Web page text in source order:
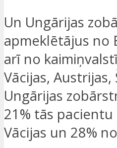
Un Ungārijas
apmeklētājus no
arī no
Vācijas,
Ungārijas
21% tās
Vācijas un 28%